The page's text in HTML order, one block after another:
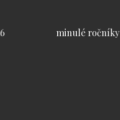
minulé ročníky